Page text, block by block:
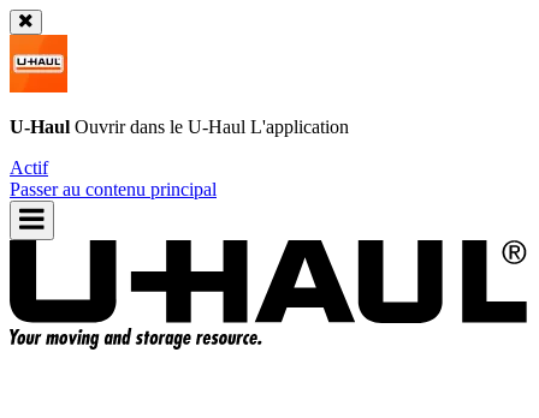
U-Haul Ouvrir dans le U-Haul L'application
Actif
Passer au contenu principal